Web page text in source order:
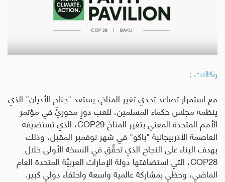
وكالات :
مع استمرار تصاعد تحدي تغير المناخ، يستعد "جناح الأديان" الذي
ينظمه مجلس حكماء المسلمين، للعب دورٍ محوريٍّ في مؤتمر
الأمم المتحدة المعني بتغير المناخCOP29، الذي تستضيفه
العاصمة الأذربيجانية "باكو" في شهر نوفمبر المقبل، وذلك
بهدف البناء على النجاح الذي تحقَّق في النسخة الأولى خلال
COP28، التي استضافتها دولة الإمارات العربيَّة المتحدة العام
الماضي، وحظي بمشاركة عالمية واسعة واحتفاء دولي كبير.